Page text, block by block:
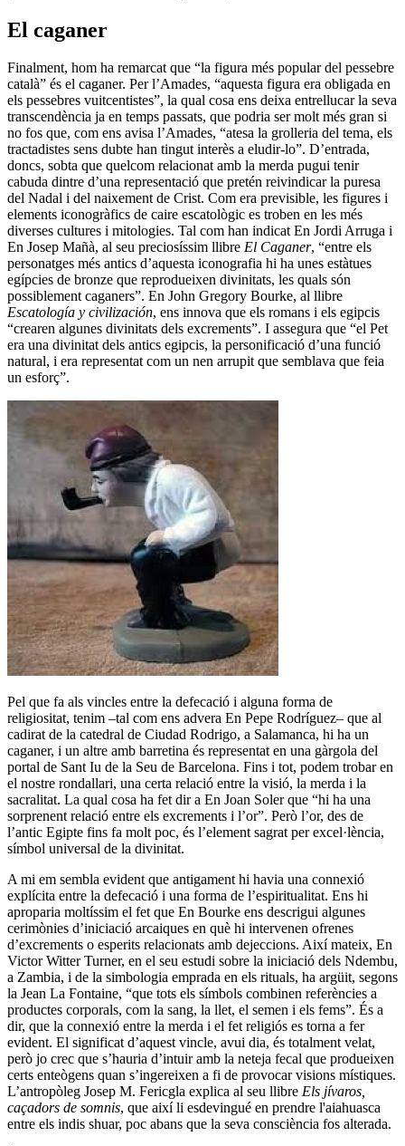
El caganer
Finalment, hom ha remarcat que “la figura més popular del pessebre
català” és el caganer. Per l’Amades, “aquesta figura era obligada en
els pessebres vuitcentistes”, la qual cosa ens deixa entrellucar la seva
transcendència ja en temps passats, que podria ser molt més gran si
no fos que, com ens avisa l’Amades, “atesa la grolleria del tema, els
tractadistes sens dubte han tingut interès a eludir-lo”. D’entrada,
doncs, sobta que quelcom relacionat amb la merda pugui tenir
cabuda dintre d’una representació que pretén reivindicar la puresa
del Nadal i del naixement de Crist. Com era previsible, les figures i
elements iconogràfics de caire escatològic es troben en les més
diverses cultures i mitologies. Tal com han indicat En Jordi Arruga i
En Josep Mañà, al seu preciosíssim llibre El Caganer, “entre els
personatges més antics d’aquesta iconografia hi ha unes estàtues
egípcies de bronze que reprodueixen divinitats, les quals són
possiblement caganers”. En John Gregory Bourke, al llibre
Escatología y civilización, ens innova que els romans i els egipcis
“crearen algunes divinitats dels excrements”. I assegura que “el Pet
era una divinitat dels antics egipcis, la personificació d’una funció
natural, i era representat com un nen arrupit que semblava que feia
un esforç”.
Pel que fa als vincles entre la defecació i alguna forma de
religiositat, tenim –tal com ens advera En Pepe Rodríguez– que al
cadirat de la catedral de Ciudad Rodrigo, a Salamanca, hi ha un
caganer, i un altre amb barretina és representat en una gàrgola del
portal de Sant Iu de la Seu de Barcelona. Fins i tot, podem trobar en
el nostre rondallari, una certa relació entre la visió, la merda i la
sacralitat. La qual cosa ha fet dir a En Joan Soler que “hi ha una
sorprenent relació entre els excrements i l’or”. Però l’or, des de
l’antic Egipte fins fa molt poc, és l’element sagrat per excel·lència,
símbol universal de la divinitat.
A mi em sembla evident que antigament hi havia una connexió
explícita entre la defecació i una forma de l’espiritualitat. Ens hi
aproparia moltíssim el fet que En Bourke ens descrigui algunes
cerimònies d’iniciació arcaiques en què hi intervenen ofrenes
d’excrements o esperits relacionats amb dejeccions. Així mateix, En
Victor Witter Turner, en el seu estudi sobre la iniciació dels Ndembu,
a Zambia, i de la simbologia emprada en els rituals, ha argüit, segons
la Jean La Fontaine, “que tots els símbols combinen referències a
productes corporals, com la sang, la llet, el semen i els fems”. És a
dir, que la connexió entre la merda i el fet religiós es torna a fer
evident. El significat d’aquest vincle, avui dia, és totalment velat,
però jo crec que s’hauria d’intuir amb la neteja fecal que produeixen
certs enteògens quan s’ingereixen a fi de provocar visions místiques.
L’antropòleg Josep M. Fericgla explica al seu llibre Els jívaros,
caçadors de somnis, que així li esdevingué en prendre l'aiahuasca
entre els indis shuar, poc abans que la seva consciència fos alterada.